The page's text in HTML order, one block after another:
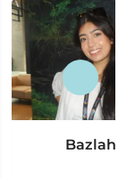
Bazlah